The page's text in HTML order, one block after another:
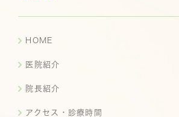
HOME
医院紹介
院長紹介
アクセス・診療時間